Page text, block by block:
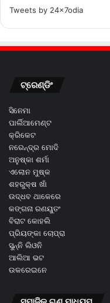
Tweets by 24x7odia
ଟ୍ରେଣ୍ଡିଂ
ସିନେମା
ପାର୍ଲିଆମେଣ୍ଟ
କ୍ରିକେଟ
ନରେନ୍ଦ୍ର ମୋଦି
ଅନୁଷ୍କା ଶର୍ମା
ଏଲୋନ ମୁଷ୍କ
ଶହରୁକ୍ଷ ଖାଁ
ଉଦ୍ଧବ ଥାକେରେ
କଙ୍ଗନା ରଣୟୁତଂ
ବିରାଟ କୋହଲି
ପ୍ରିୟଙ୍କା ଚୋପ୍ରା
ସୁନ୍ନି ଲିଓନି
ଆଲିଆ ଭଟ
ଉକରେଇନେ